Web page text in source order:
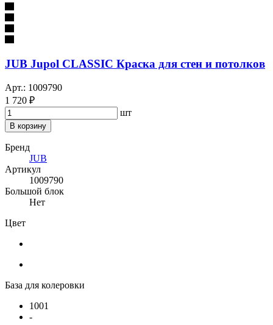
JUB Jupol CLASSIC Краска для стен и потолков
Арт.: 1009790
1 720 ₽
шт
В корзину
Бренд
JUB
Артикул
1009790
Большой блок
Нет
Цвет
База для колеровки
1001
-